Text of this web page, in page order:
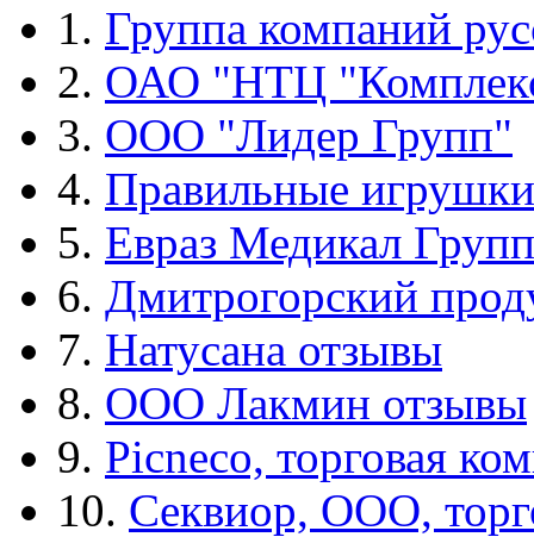
1. Группа компаний
2. ОАО "НТЦ
3. ООО "Лидер Групп"
4. Правильные игрушки
5. Евраз Медикал Групп
6. Дмитрогорский
7. Натусана отзывы
8. ООО Лакмин отзывы
9. Picneco, торговая
10. Секвиор, ООО,